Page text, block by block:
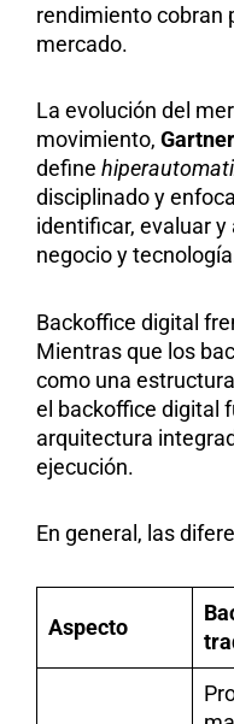
rendimiento cobran
mercado.
La evolución del
movimiento, Gartner
define
disciplinado y
identificar, evaluar
negocio y
Backoffice digital
Mientras que los
como una
el backoffice digital
arquitectura
ejecución.
En general, las
Aspecto